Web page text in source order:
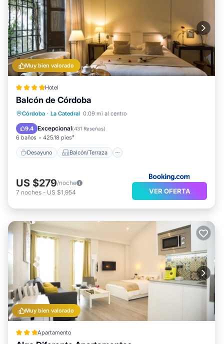
Muy bien valorado
Hotel
Balcón de Córdoba
Córdoba · La Catedral 0.09 mi al centro
9.4 Excepcional(431 Reseñas)
6 baños 425.18 pies²
Desayuno Balcón/Terraza
Desayuno Balcón/Terraza
Aire acondicionado
US $279/noche
7 noches - US $1,954 VER OFERTA
Muy bien valorado
Apartamento